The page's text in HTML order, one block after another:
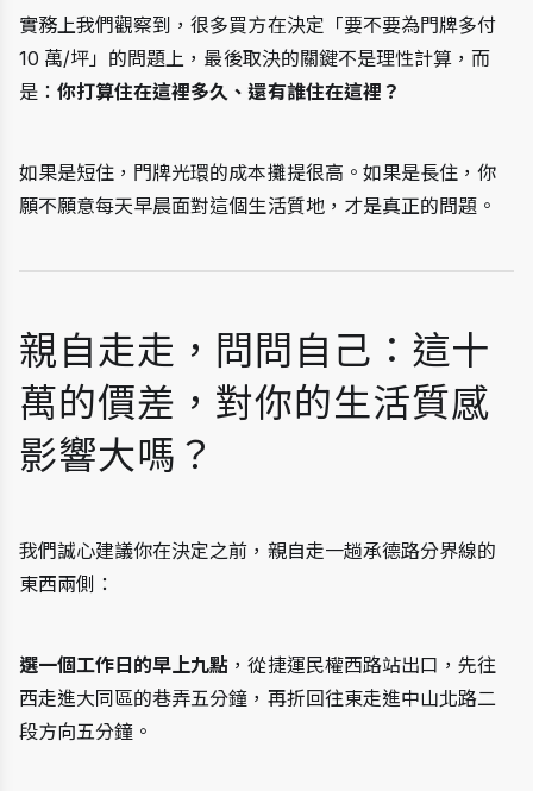
實務上我們觀察到，很多買方在決定「要不要為門牌多付
10 萬/坪」的問題上，最後取決的關鍵不是理性計算，而
是：你打算住在這裡多久、還有誰住在這裡？
如果是短住，門牌光環的成本攤提很高。如果是長住，你
願不願意每天早晨面對這個生活質地，才是真正的問題。
親自走走，問問自己：這十
萬的價差，對你的生活質感
影響大嗎？
我們誠心建議你在決定之前，親自走一趟承德路分界線的
東西兩側：
選一個工作日的早上九點 ，從捷運民權西路站出口，先往
西走進大同區的巷弄五分鐘，再折回往東走進中山北路二
段方向五分鐘。